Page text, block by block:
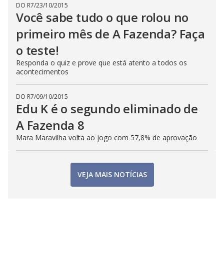
DO R7/23/10/2015
Você sabe tudo o que rolou no
primeiro mês de A Fazenda? Faça
o teste!
Responda o quiz e prove que está atento a todos os
acontecimentos
DO R7/09/10/2015
Edu K é o segundo eliminado de
A Fazenda 8
Mara Maravilha volta ao jogo com 57,8% de aprovação
VEJA MAIS NOTÍCIAS